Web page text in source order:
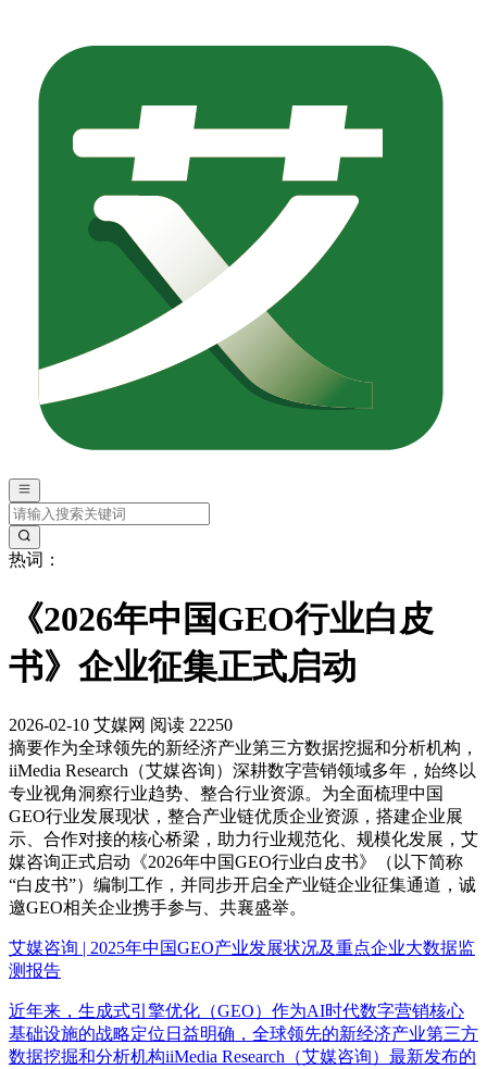
热词：
《2026年中国GEO行业白皮
书》企业征集正式启动
2026-02-10 艾媒网 阅读 22250
摘要作为全球领先的新经济产业第三方数据挖掘和分析机构，
iiMedia Research（艾媒咨询）深耕数字营销领域多年，始终以
专业视角洞察行业趋势、整合行业资源。为全面梳理中国
GEO行业发展现状，整合产业链优质企业资源，搭建企业展
示、合作对接的核心桥梁，助力行业规范化、规模化发展，艾
媒咨询正式启动《2026年中国GEO行业白皮书》（以下简称
“白皮书”）编制工作，并同步开启全产业链企业征集通道，诚
邀GEO相关企业携手参与、共襄盛举。
艾媒咨询 | 2025年中国GEO产业发展状况及重点企业大数据监
测报告
近年来，生成式引擎优化（GEO）作为AI时代数字营销核心
基础设施的战略定位日益明确，全球领先的新经济产业第三方
数据挖掘和分析机构iiMedia Research（艾媒咨询）最新发布的